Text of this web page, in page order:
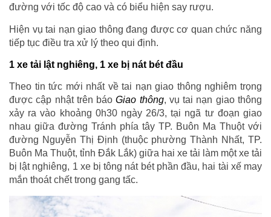
đường với tốc độ cao và có biểu hiện say rượu.
Hiện vụ tai nạn giao thông đang được cơ quan chức năng
tiếp tục điều tra xử lý theo qui định.
1 xe tải lật nghiêng, 1 xe bị nát bét đầu
Theo tin tức mới nhất về tai nạn giao thông nghiêm trọng
được cập nhật trên báoGiao thông, vụ tai nạn giao thông
xảy ra vào khoảng 0h30 ngày 26/3, tại ngã tư đoạn giao
nhau giữa đường Tránh phía tây TP. Buôn Ma Thuột với
đường Nguyễn Thị Định (thuộc phường Thành Nhất, TP.
Buôn Ma Thuột, tỉnh Đắk Lắk) giữa hai xe tải làm một xe tải
bị lật nghiêng, 1 xe bị tông nát bét phần đầu, hai tài xế may
mắn thoát chết trong gang tấc.